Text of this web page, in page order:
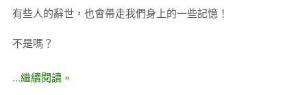
有些人的辭世，也會帶走我們身上的一些記憶！
不是嗎？
...繼續閱讀 »